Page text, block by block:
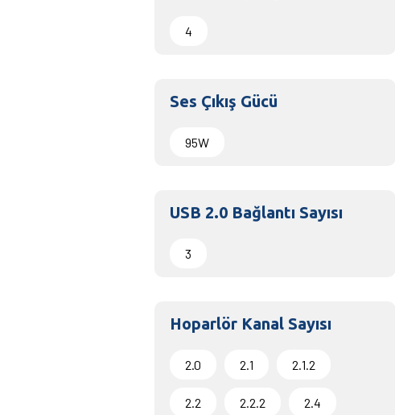
4
Ses Çıkış Gücü
95W
USB 2.0 Bağlantı Sayısı
3
Hoparlör Kanal Sayısı
2.0 2.1 2.1.2
2.2 2.2.2 2.4